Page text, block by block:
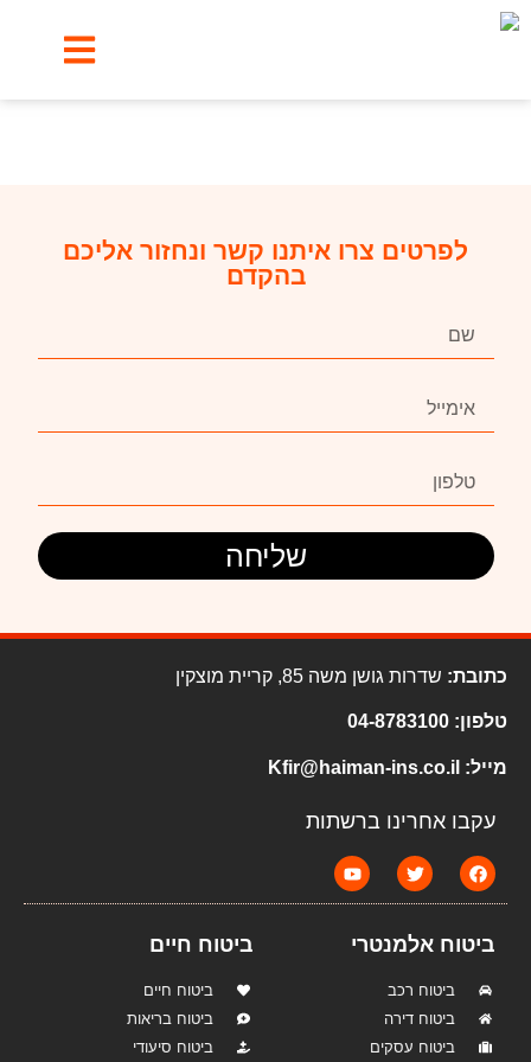
לפרטים צרו איתנו קשר ונחזור אליכם
בהקדם
שליחה
כתובת: שדרות גושן משה 85, קריית מוצקין
טלפון: 04-8783100
מייל: Kfir@haiman-ins.co.il
עקבו אחרינו ברשתות
ביטוח אלמנטרי
ביטוח רכב
ביטוח דירה
ביטוח עסקים
ביטוח חיים
ביטוח חיים
ביטוח בריאות
ביטוח סיעודי